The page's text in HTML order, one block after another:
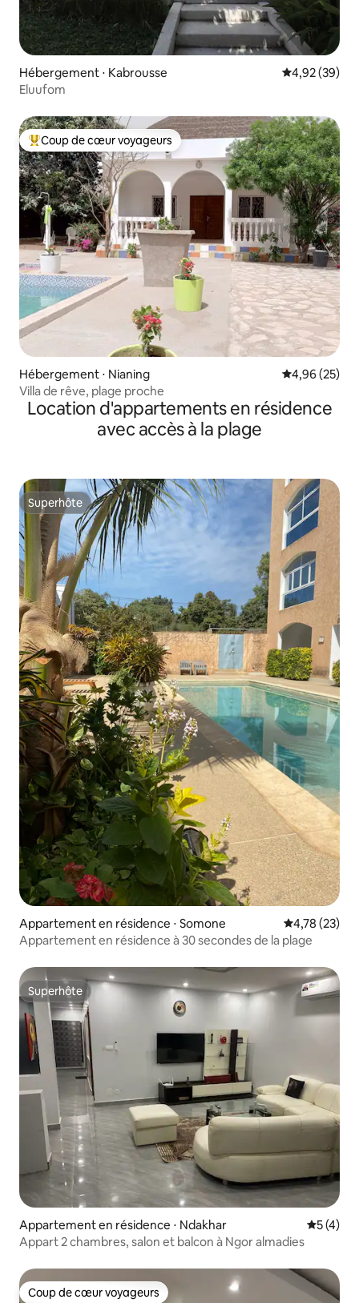
Hébergement ⋅ Kabrousse Évaluation
4,92 (39)
Eluufom
Coups de cœur voyageurs les plus appréciés
Coup de cœur voyageurs
Hébergement ⋅ Nianing Évaluation
4,96 (25)
Villa de rêve, plage proche
Location d'appartements en résidence
avec accès à la plage
Superhôte
Superhôte
Appartement en résidence ⋅ Somone Évaluation
4,78 (23)
Appartement en résidence à 30 secondes de la plage
Superhôte
Superhôte
Appartement en résidence ⋅ Ndakhar
5 (4)
Appart 2 chambres, salon et balcon à Ngor almadies
Coup de cœur voyageurs
Coup de cœur voyageurs